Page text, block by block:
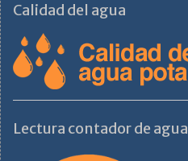
Calidad del agua
Lectura contador de agua